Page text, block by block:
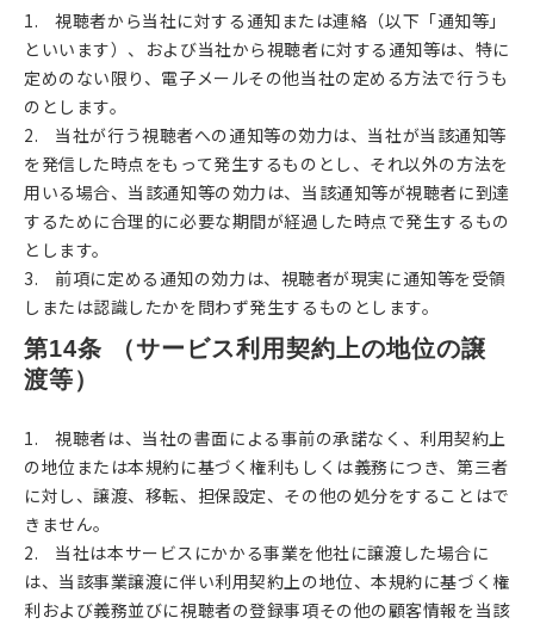
1. 視聴者から当社に対する通知または連絡（以下「通知等」
といいます）、および当社から視聴者に対する通知等は、特に
定めのない限り、電子メールその他当社の定める方法で行うも
のとします。
2. 当社が行う視聴者への通知等の効力は、当社が当該通知等
を発信した時点をもって発生するものとし、それ以外の方法を
用いる場合、当該通知等の効力は、当該通知等が視聴者に到達
するために合理的に必要な期間が経過した時点で発生するもの
とします。
3. 前項に定める通知の効力は、視聴者が現実に通知等を受領
しまたは認識したかを問わず発生するものとします。
第14条 （サービス利用契約上の地位の譲
渡等）
1. 視聴者は、当社の書面による事前の承諾なく、利用契約上
の地位または本規約に基づく権利もしくは義務につき、第三者
に対し、譲渡、移転、担保設定、その他の処分をすることはで
きません。
2. 当社は本サービスにかかる事業を他社に譲渡した場合に
は、当該事業譲渡に伴い利用契約上の地位、本規約に基づく権
利および義務並びに視聴者の登録事項その他の顧客情報を当該